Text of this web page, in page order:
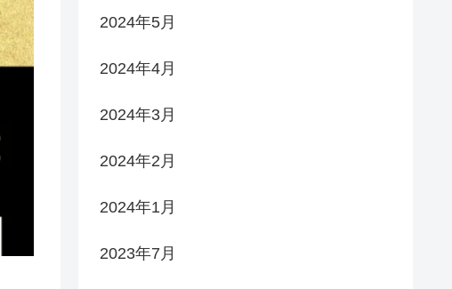
2024年5月
2024年4月
2024年3月
2024年2月
2024年1月
2023年7月